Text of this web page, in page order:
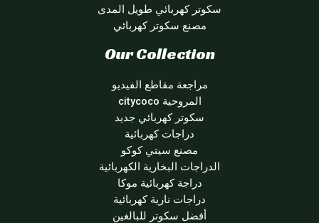
سكوتر كهربائي طويل المدى
مصنع سكوتر كهربائي
Our Collection
مراجعة مقاطع الفيديو
المروحية citycoco
سكوتر كهربائي جديد
دراجات كهربائية
مصنع سيتي كوكو
الدراجات البخارية الكهربائية
دراجة كهربائية موكا
دراجات نارية كهربائية
أفضل سكوتر للبالغين